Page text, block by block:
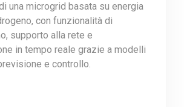
una microgrid basata su energia
con funzionalità di
supporto alla rete e
in tempo reale grazie a modelli
e controllo.